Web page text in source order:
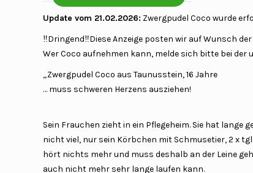
Update vom 21.02.2026: Zwergpudel Coco wurde
‼️Dringend‼️Diese Anzeige posten wir auf Wunsch
Wer Coco aufnehmen kann, melde sich bitte bei der
„Zwergpudel Coco aus Taunusstein, 16 Jahre
… muss schweren Herzens ausziehen!
Sein Frauchen zieht in ein Pflegeheim. Sie hat
nicht viel, nur sein Körbchen mit Schmusetier, 2 x
hört nichts mehr und muss deshalb an der Leine
auch nicht mehr sehr lange laufen kann.